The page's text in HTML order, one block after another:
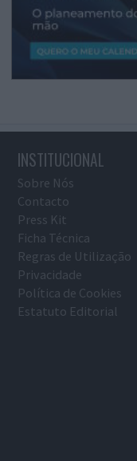
INSTITUCIONAL
Sobre Nós
Contacto
Press Kit
Ficha Técnica
Regras de Utilização
Privacidade
Política de Cookies
Estatuto Editorial